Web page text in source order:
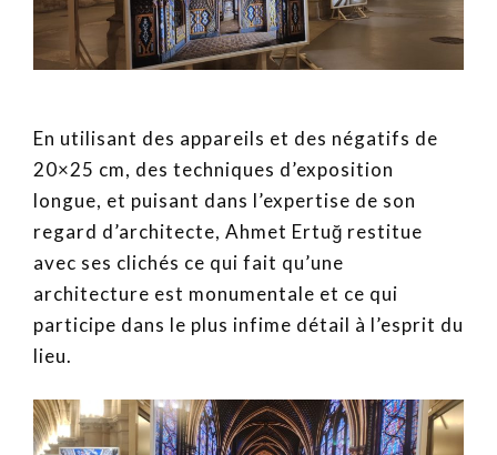
En utilisant des appareils et des négatifs de
20×25 cm, des techniques d’exposition
longue, et puisant dans l’expertise de son
regard d’architecte, Ahmet Ertuğ restitue
avec ses clichés ce qui fait qu’une
architecture est monumentale et ce qui
participe dans le plus infime détail à l’esprit du
lieu.